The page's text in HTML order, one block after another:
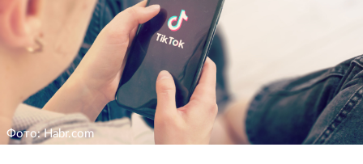
Фото: Habr.com